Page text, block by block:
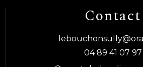
Contact
04 89 41 07 97